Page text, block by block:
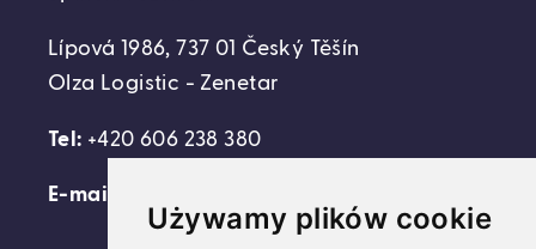
Używamy plików cookie
Lípová 1986, 737 01 Český Těšín
Olza Logistic - Zenetar
Tel: +420 606 238 380
E-mail: